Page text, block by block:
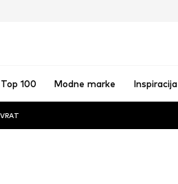
Top 100 Modne marke Inspiracija